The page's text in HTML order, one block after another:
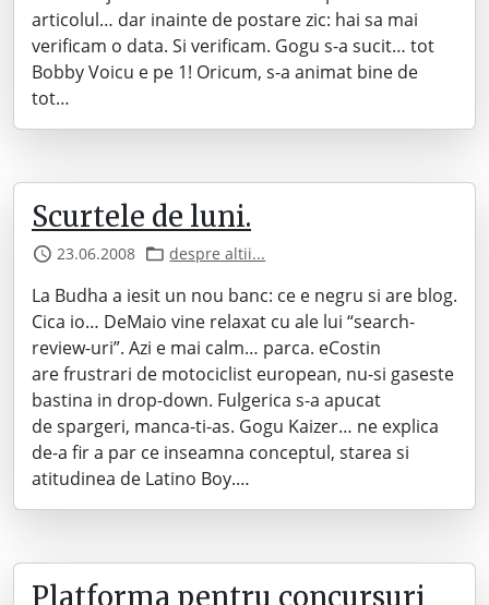
articolul… dar inainte de postare zic: hai sa mai
verificam o data. Si verificam. Gogu s-a sucit… tot
Bobby Voicu e pe 1! Oricum, s-a animat bine de
tot…
Scurtele de luni.
23.06.2008 despre altii...
La Budha a iesit un nou banc: ce e negru si are blog.
Cica io… DeMaio vine relaxat cu ale lui “search-
review-uri”. Azi e mai calm… parca. eCostin
are frustrari de motociclist european, nu-si gaseste
bastina in drop-down. Fulgerica s-a apucat
de spargeri, manca-ti-as. Gogu Kaizer… ne explica
de-a fir a par ce inseamna conceptul, starea si
atitudinea de Latino Boy.…
Platforma pentru concursuri